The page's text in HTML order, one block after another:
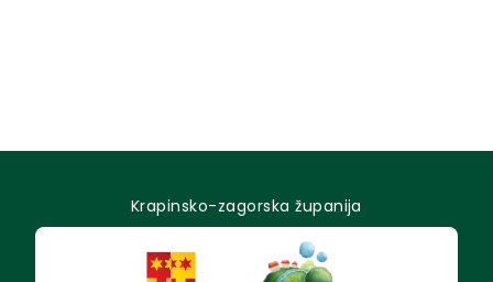
Krapinsko-zagorska županija